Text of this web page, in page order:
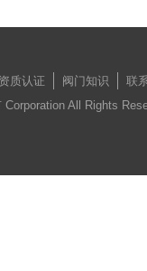
资质认证 阀门知识
联
Corporation All Rights